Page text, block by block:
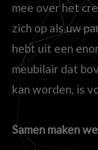
mee over het
zich op als uw
hebt uit een
meubilair dat
kan worden, is
Samen maken